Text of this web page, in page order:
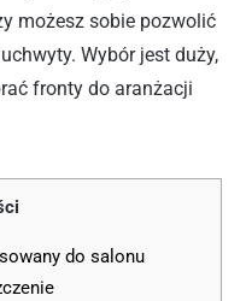
możesz sobie pozwolić
Wybór jest duży,
fronty do aranżacji
do salonu